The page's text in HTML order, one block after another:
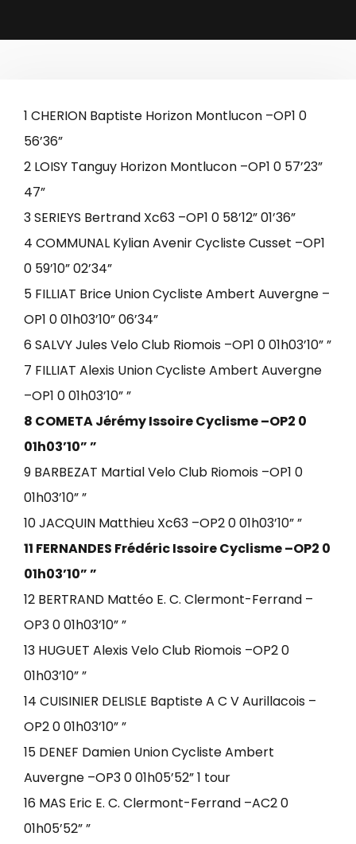
1 CHERION Baptiste Horizon Montlucon –OP1 0
56’36”
2 LOISY Tanguy Horizon Montlucon –OP1 0 57’23”
47”
3 SERIEYS Bertrand Xc63 –OP1 0 58’12” 01’36”
4 COMMUNAL Kylian Avenir Cycliste Cusset –OP1
0 59’10” 02’34”
5 FILLIAT Brice Union Cycliste Ambert Auvergne –
OP1 0 01h03’10” 06’34”
6 SALVY Jules Velo Club Riomois –OP1 0 01h03’10” ”
7 FILLIAT Alexis Union Cycliste Ambert Auvergne
–OP1 0 01h03’10” ”
8 COMETA Jérémy Issoire Cyclisme –OP2 0
01h03’10” ”
9 BARBEZAT Martial Velo Club Riomois –OP1 0
01h03’10” ”
10 JACQUIN Matthieu Xc63 –OP2 0 01h03’10” ”
11 FERNANDES Frédéric Issoire Cyclisme –OP2 0
01h03’10” ”
12 BERTRAND Mattéo E. C. Clermont-Ferrand –
OP3 0 01h03’10” ”
13 HUGUET Alexis Velo Club Riomois –OP2 0
01h03’10” ”
14 CUISINIER DELISLE Baptiste A C V Aurillacois –
OP2 0 01h03’10” ”
15 DENEF Damien Union Cycliste Ambert
Auvergne –OP3 0 01h05’52” 1 tour
16 MAS Eric E. C. Clermont-Ferrand –AC2 0
01h05’52” ”